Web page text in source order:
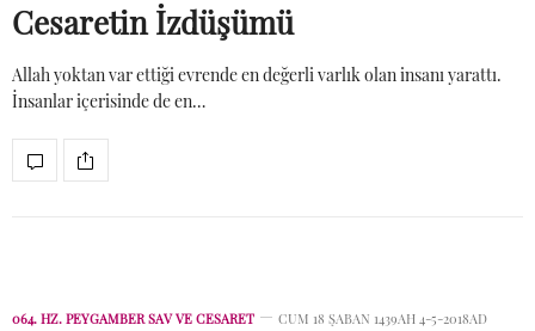
Cesaretin İzdüşümü
Allah yoktan var ettiği evrende en değerli varlık olan insanı yarattı.
İnsanlar içerisinde de en…
064. HZ. PEYGAMBER SAV VE CESARET CUM 18 ŞABAN 1439AH 4-5-2018AD